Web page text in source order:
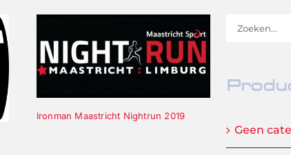
Nightrun 2019
Ironman Maastricht Nightrun 2019
Geen